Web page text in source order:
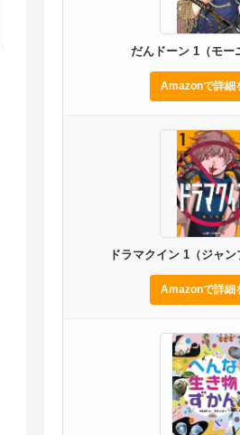
だんドーン 1（モー
Amazonで詳細
ドラマクイン 1（ジャン
Amazonで詳細